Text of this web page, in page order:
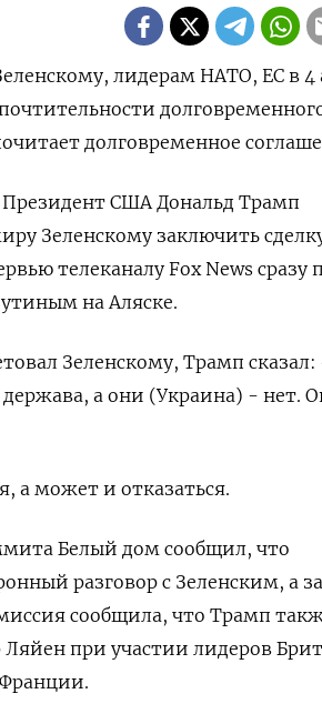
лидерам НАТО, ЕС в 4
долговременное
США Дональд Трамп
Зеленскому заключить
телеканалу Fox News сразу
на Аляске.
Зеленскому, Трамп
держава, а они (Украина) - нет.
а может и отказаться.
Белый дом сообщил, что
разговор с Зеленским, а
сообщила, что Трамп
Ляйен при участии лидеров